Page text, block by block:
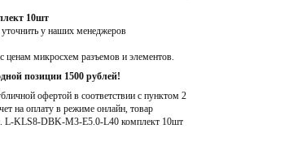
10шт
у наших менеджеров
ценам микросхем разъемов и элементов.
позиции 1500 рублей!
офертой в соответствии с пунктом 2
на оплату в режиме онлайн, товар
. L-KLS8-DBK-M3-E5.0-L40 комплект 10шт